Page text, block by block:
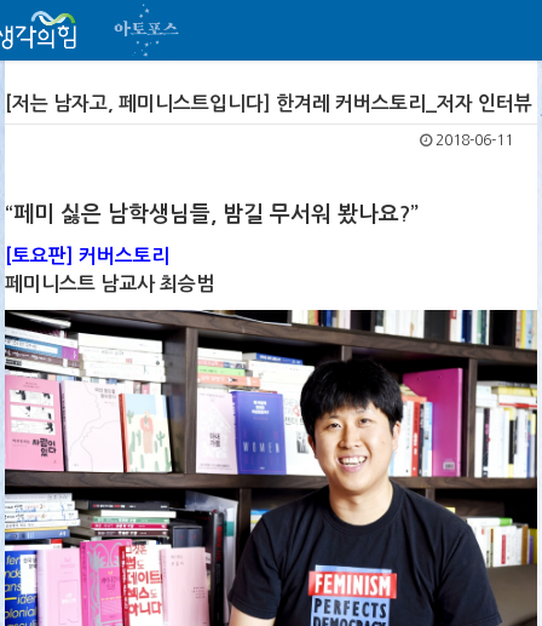
[저는 남자고, 페미니스트입니다] 한겨레 커버스토리_저자 인터뷰
2018-06-11
“페미 싫은 남학생님들, 밤길 무서워 봤나요?”
[토요판] 커버스토리
페미니스트 남교사 최승범